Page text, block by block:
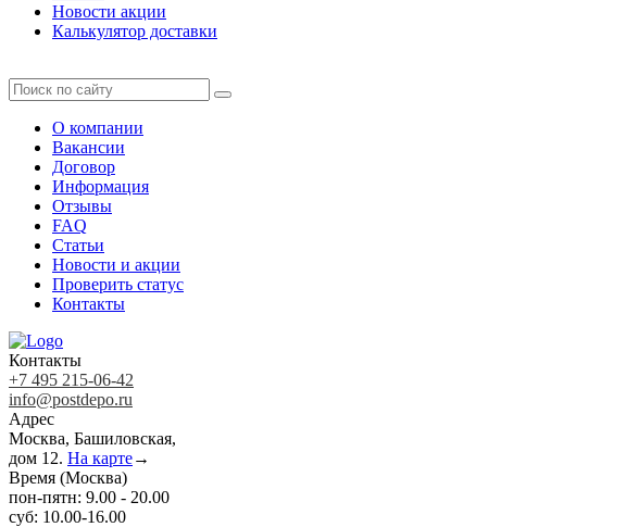
Новости акции
Калькулятор доставки
О компании
Вакансии
Договор
Информация
Отзывы
FAQ
Статьи
Новости и акции
Проверить статус
Контакты
Контакты
+7 495 215-06-42
info@postdepo.ru
Адрес
Москва, Башиловская,
дом 12. На карте→
Время (Москва)
пон-пятн: 9.00 - 20.00
суб: 10.00-16.00